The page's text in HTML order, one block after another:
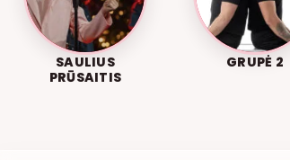
SAULIUS
PRŪSAITIS
GRUPĖ 2